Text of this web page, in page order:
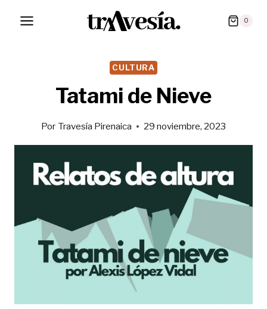
0
CULTURA
Tatami de Nieve
Por Travesía Pirenaica 29 noviembre, 2023